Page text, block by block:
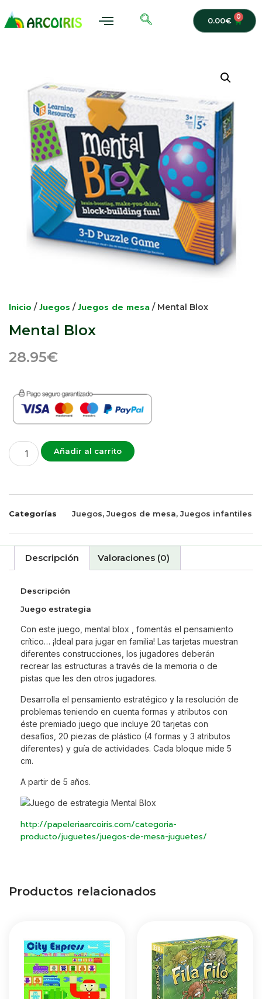
0.00€ 0
Inicio /Juegos /Juegos de mesa / Mental Blox
Mental Blox
28.95€
Añadir al carrito
Categorías Juegos, Juegos de mesa, Juegos infantiles
Descripción Valoraciones (0)
Descripción
Juego estrategia
Con este juego, mental blox , fomentás el pensamiento
crítico… ¡Ideal para jugar en familia! Las tarjetas muestran
diferentes construcciones, los jugadores deberán
recrear las estructuras a través de la memoria o de
pistas que les den otros jugadores.
Desarrolla el pensamiento estratégico y la resolución de
problemas teniendo en cuenta formas y atributos con
éste premiado juego que incluye 20 tarjetas con
desafíos, 20 piezas de plástico (4 formas y 3 atributos
diferentes) y guía de actividades. Cada bloque mide 5
cm.
A partir de 5 años.
http://papeleriaarcoiris.com/categoria-
producto/juguetes/juegos-de-mesa-juguetes/
Productos relacionados